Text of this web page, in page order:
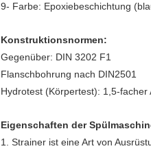
9- Farbe: Epoxiebeschichtung
Konstruktionsnormen:
Gegenüber: DIN 3202 F1
Flanschbohrung nach DIN2501
Hydrotest (Körpertest): 1,5-facher
Eigenschaften der
1. Strainer ist eine Art von